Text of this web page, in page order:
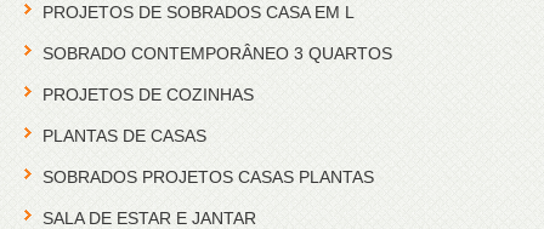
PROJETOS DE SOBRADOS CASA EM L
SOBRADO CONTEMPORÂNEO 3 QUARTOS
PROJETOS DE COZINHAS
PLANTAS DE CASAS
SOBRADOS PROJETOS CASAS PLANTAS
SALA DE ESTAR E JANTAR